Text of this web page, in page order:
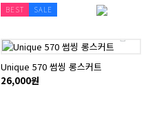
BEST SALE
Unique 570 썸씽 롱스커트
26,000원